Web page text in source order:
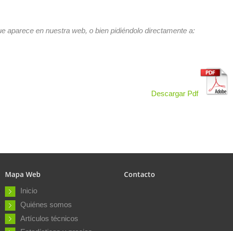
aparece en nuestra web, o bien pidiéndolo directamente a:
Descargar Pdf
Mapa Web
Inicio
Quiénes somos
Artículos técnicos
Contacto